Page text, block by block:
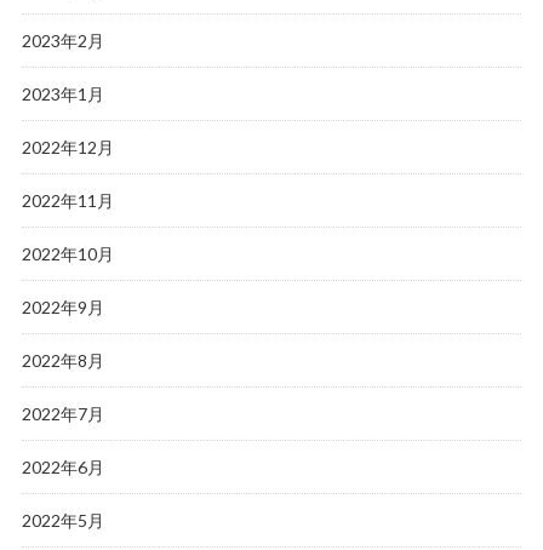
2023年2月
2023年1月
2022年12月
2022年11月
2022年10月
2022年9月
2022年8月
2022年7月
2022年6月
2022年5月